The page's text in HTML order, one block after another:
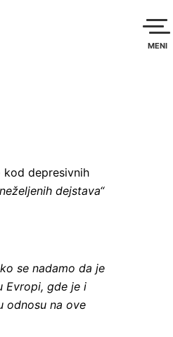
MENI
kod depresivnih
željenih dejstava“
se nadamo da je
Evropi, gde je i
odnosu na ove